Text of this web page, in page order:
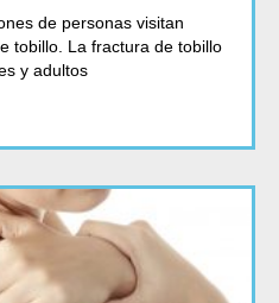
de personas visitan
tobillo. La fractura de tobillo
y adultos